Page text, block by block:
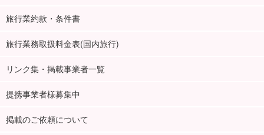
旅行業約款・条件書
旅行業務取扱料金表(国内旅行)
リンク集・掲載事業者一覧
提携事業者様募集中
掲載のご依頼について